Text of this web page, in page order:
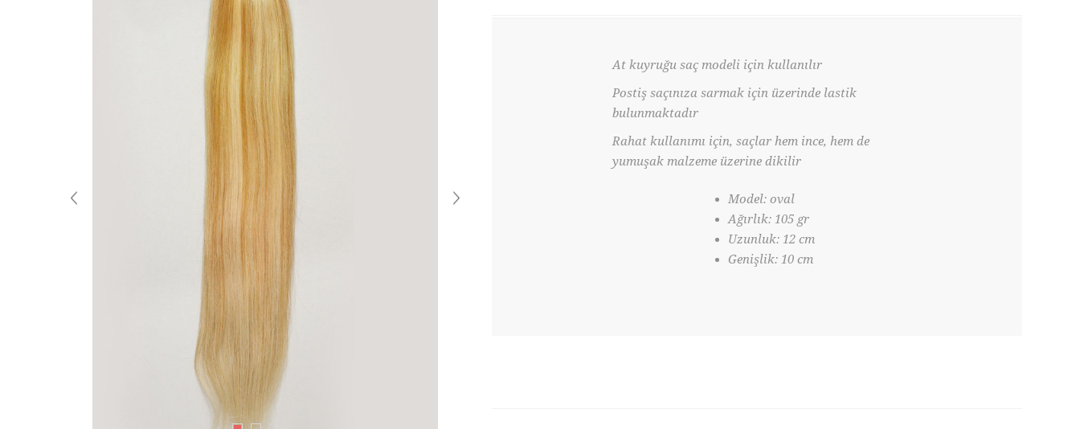
At kuyruğu saç modeli için kullanılır
Postiş saçınıza sarmak için üzerinde lastik
bulunmaktadır
Rahat kullanımı için, saçlar hem ince, hem de
yumuşak malzeme üzerine dikilir
Model: oval
Ağırlık: 105 gr
Uzunluk: 12 cm
Genişlik: 10 cm